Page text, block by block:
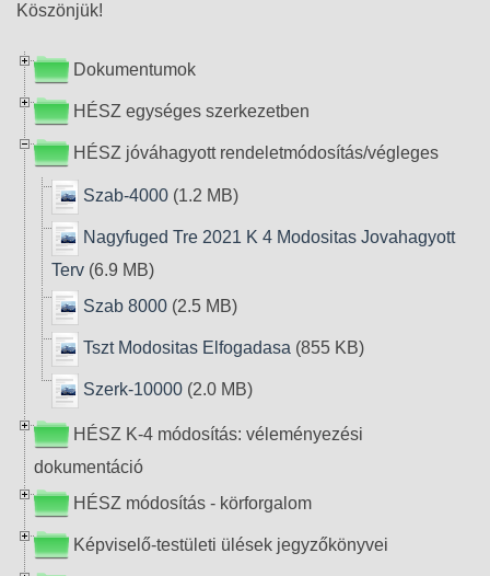
Köszönjük!
Dokumentumok
HÉSZ egységes szerkezetben
HÉSZ jóváhagyott rendeletmódosítás/végleges
Szab-4000(1.2 MB)
Nagyfuged Tre 2021 K 4 Modositas Jovahagyott
Terv (6.9 MB)
Szab 8000(2.5 MB)
Tszt Modositas Elfogadasa (855 KB)
Szerk-10000(2.0 MB)
HÉSZ K-4 módosítás: véleményezési
dokumentáció
HÉSZ módosítás - körforgalom
Képviselő-testületi ülések jegyzőkönyvei